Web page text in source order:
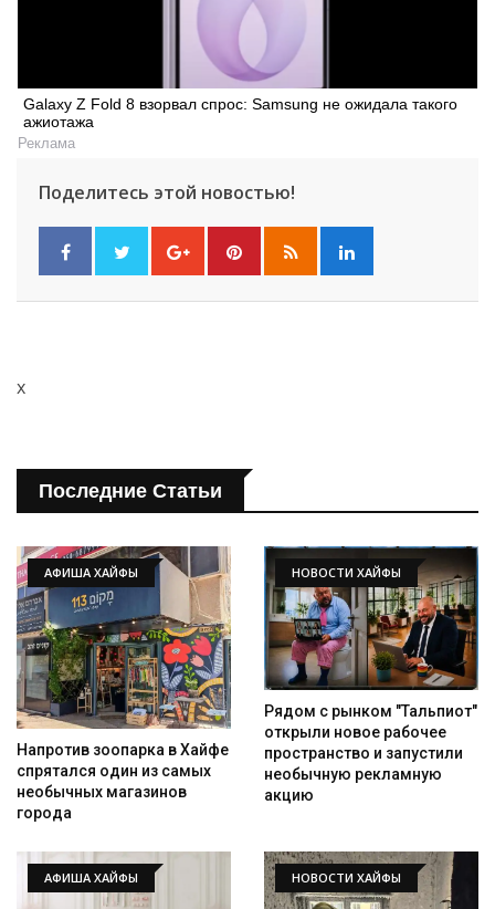
Galaxy Z Fold 8 взорвал спрос: Samsung не ожидала такого
ажиотажа
Реклама
Поделитесь этой новостью!
x
Последние Статьи
АФИША ХАЙФЫ
Напротив зоопарка в Хайфе
спрятался один из самых
необычных магазинов
города
НОВОСТИ ХАЙФЫ
Рядом с рынком "Тальпиот"
открыли новое рабочее
пространство и запустили
необычную рекламную
акцию
АФИША ХАЙФЫ НОВОСТИ ХАЙФЫ